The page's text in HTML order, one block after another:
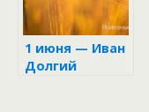
1 июня — Иван
Долгий